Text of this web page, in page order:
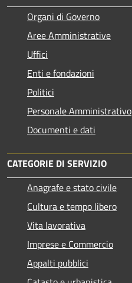
Organi di Governo
Aree Amministrative
Uffici
Enti e fondazioni
Politici
Personale Amministrativo
Documenti e dati
CATEGORIE DI SERVIZIO
Anagrafe e stato civile
Cultura e tempo libero
Vita lavorativa
Imprese e Commercio
Appalti pubblici